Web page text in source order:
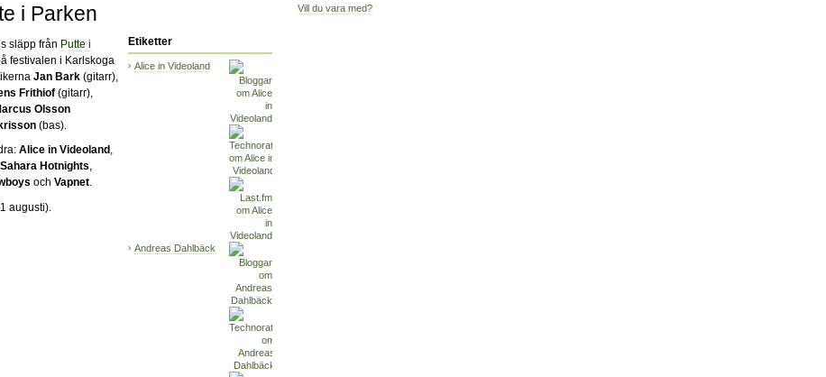
i Parken
Etiketter
Alice in Videoland
Andreas Dahlbäck
släpp från Putte i
festivalen i Karlskoga
Jan Bark (gitarr),
Frithiof (gitarr),
Olsson
(bas).
Alice in Videoland ,
Sahara Hotnights,
och Vapnet.
augusti).
Vill du vara med?